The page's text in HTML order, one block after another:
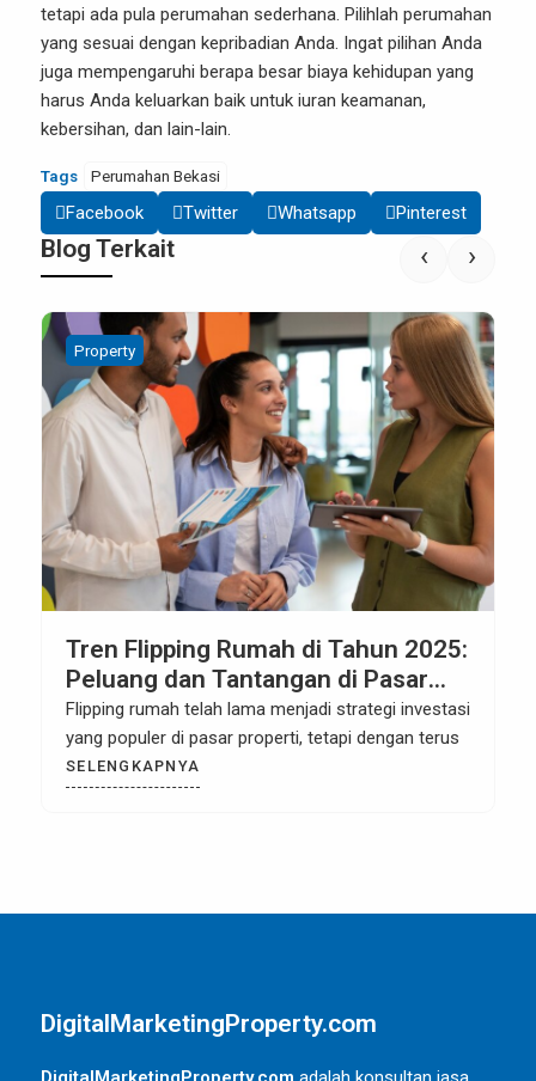
tetapi ada pula perumahan sederhana. Pilihlah perumahan
yang sesuai dengan kepribadian Anda. Ingat pilihan Anda
juga mempengaruhi berapa besar biaya kehidupan yang
harus Anda keluarkan baik untuk iuran keamanan,
kebersihan, dan lain-lain.
Tags Perumahan Bekasi
Facebook Twitter Whatsapp Pinterest
Blog Terkait
Digital Marketing Property
Menggunakan Content Marketing
untuk Meningkatkan Brand
Awareness Properti BSD City
Meningkatkan brand awareness untuk properti
komersial atau residensial di kawasan seperti BSD
City, Tangerang, membutuhkan
‹ ›
DigitalMarketingProperty.com